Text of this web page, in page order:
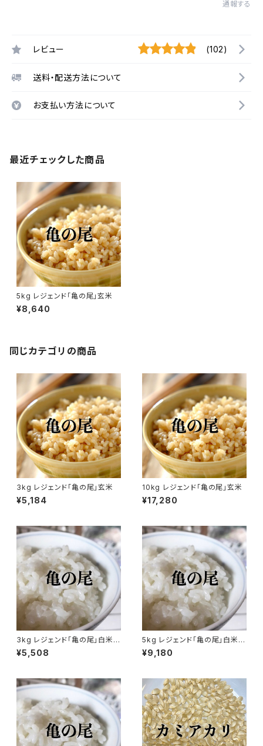
通報する
レビュー (102)
送料・配送方法について
お支払い方法について
最近チェックした商品
5kg レジェンド「亀の尾」玄米
¥8,640
同じカテゴリの商品
3kg レジェンド「亀の尾」玄米
¥5,184
10kg レジェンド「亀の尾」玄米
¥17,280
3kg レジェンド「亀の尾」白米・
分づき米
¥5,508
5kg レジェンド「亀の尾」白米・
分づき米
¥9,180